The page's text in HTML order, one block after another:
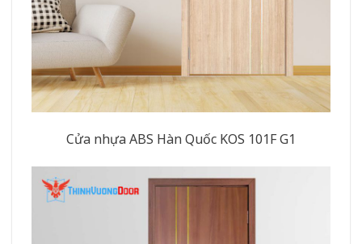
Cửa nhựa ABS Hàn Quốc KOS 101F G1